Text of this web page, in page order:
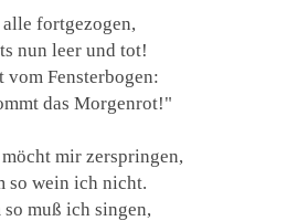
alle fortgezogen,
nun leer und tot!
vom Fensterbogen:
das Morgenrot!"
mir zerspringen,
so wein ich nicht.
so muß ich singen,